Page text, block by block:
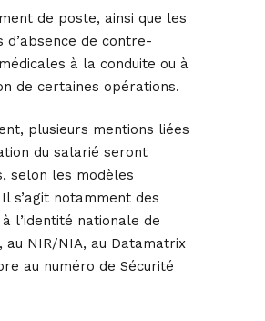
de poste, ainsi que les
d’absence de contre-
à la conduite ou à
de certaines opérations.
plusieurs mentions liées
du salarié seront
selon les modèles
s’agit notamment des
l’identité nationale de
au NIR/NIA, au Datamatrix
au numéro de Sécurité